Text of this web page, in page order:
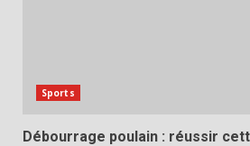
Sports
Débourrage poulain : réussir